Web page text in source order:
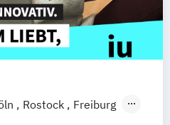
Rostock
Freiburg